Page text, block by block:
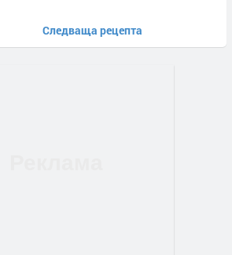
Следваща рецепта